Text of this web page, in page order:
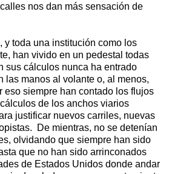
nos dan más sensación de
y toda una institución como los
han vivido en un pedestal todas
sus cálculos nunca ha entrado
las manos al volante o, al menos,
eso siempre han contado los flujos
de los anchos viarios
justificar nuevos carriles, nuevas
De mientras, no se detenían
olvidando que siempre han sido
que no han sido arrinconados
de Estados Unidos donde andar